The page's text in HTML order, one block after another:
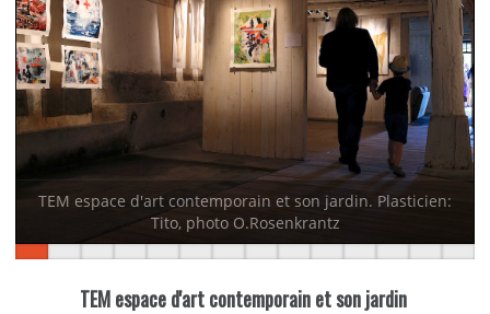
TEM espace d'art contemporain et son jardin. Plasticien:
Tito, photo O.Rosenkrantz
TEM espace d'art contemporain et son jardin